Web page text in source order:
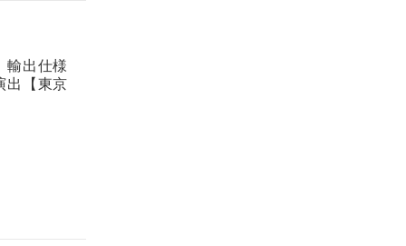
輸出仕様
出【東京